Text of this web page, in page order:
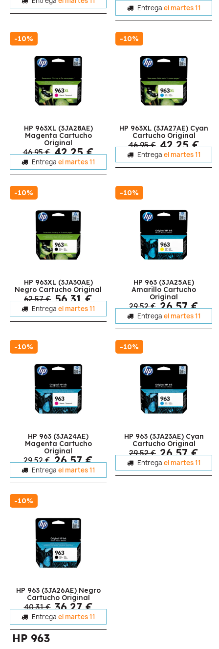
Entrega el martes 11
-10%
HP 963XL (3JA28AE)
Magenta Cartucho
Original
46,95 € 42,25 €
Entrega el martes 11
-10%
HP 963XL (3JA27AE) Cyan
Cartucho Original
46,95 € 42,25 €
Entrega el martes 11
-10%
HP 963XL (3JA30AE)
Negro Cartucho Original
62,57 € 56,31 €
Entrega el martes 11
-10%
HP 963 (3JA25AE)
Amarillo Cartucho
Original
29,52 € 26,57 €
Entrega el martes 11
-10%
HP 963 (3JA24AE)
Magenta Cartucho
Original
29,52 € 26,57 €
Entrega el martes 11
-10%
HP 963 (3JA23AE) Cyan
Cartucho Original
29,52 € 26,57 €
Entrega el martes 11
-10%
HP 963 (3JA26AE) Negro
Cartucho Original
40,31 € 36,27 €
Entrega el martes 11
HP 963